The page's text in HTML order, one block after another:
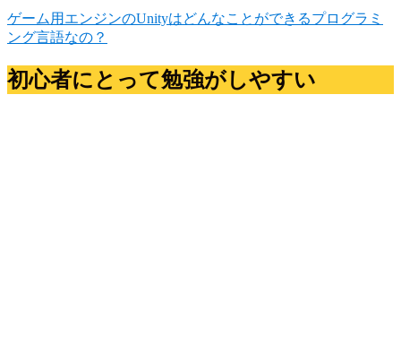
ゲーム用エンジンのUnityはどんなことができるプログラミ
ング言語なの？
初心者にとって勉強がしやすい